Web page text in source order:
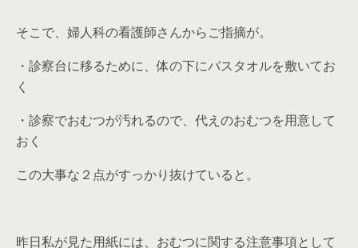
そこで、婦人科の看護師さんからご指摘が。
・診察台に移るために、体の下にバスタオルを敷いてお
く
・診察でおむつが汚れるので、代えのおむつを用意して
おく
この大事な２点がすっかり抜けていると。
昨日私が見た用紙には、おむつに関する注意事項として